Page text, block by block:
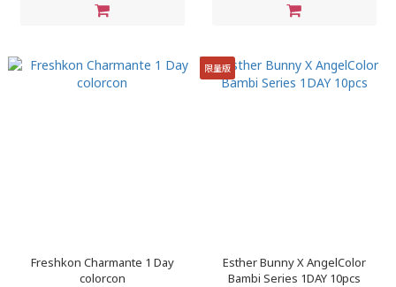
Freshkon Charmante 1 Day
colorcon
限量版
Esther Bunny X AngelColor
Bambi Series 1DAY 10pcs